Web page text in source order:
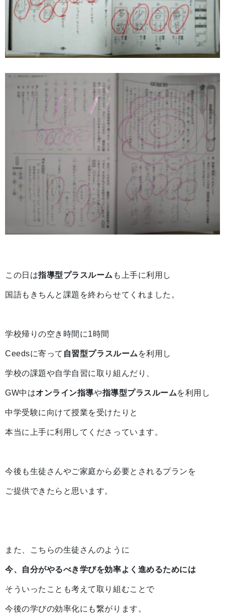
この日は指導型プラスルーム も上手に利用し
国語もきちんと課題を終わらせてくれました。
学校帰りの空き時間に1時間
Ceedsに寄って 自習型プラスルームを利用し
学校の課題や自学自習に取り組んだり、
GW中はオンライン指導や指導型プラスルームを利用し
中学受験に向けて授業を受けたりと
本当に上手に利用してくださっています。
今後も生徒さんやご家庭から必要とされるプランを
ご提供できたらと思います。
また、こちらの生徒さんのように
今、自分がやるべき学びを効率よく進めるためには
そういったことも考えて取り組むことで
今後の学びの効率化にも繋がります。